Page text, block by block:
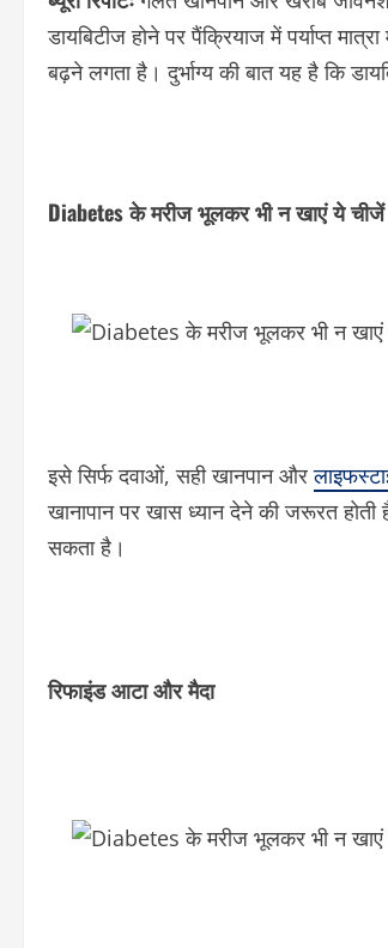
डायबिटीज होने पर पैंक्रियाज में पर्याप्त
बढ़ने लगता है। दुर्भाग्य की बात यह है कि
Diabetes के मरीज भूलकर भी न खाएं ये चीजें
इसे सिर्फ दवाओं, सही खानपान और
खानापान पर खास ध्यान देने की जरूरत
सकता है।
रिफाइंड आटा और मैदा